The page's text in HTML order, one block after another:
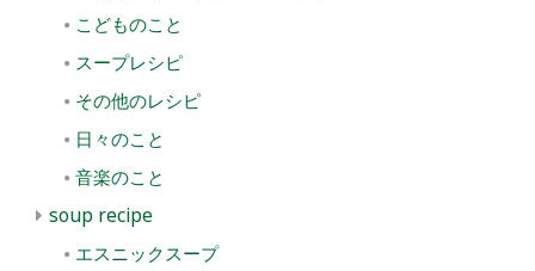
こどものこと
スープレシピ
その他のレシピ
日々のこと
音楽のこと
soup recipe
エスニックスープ